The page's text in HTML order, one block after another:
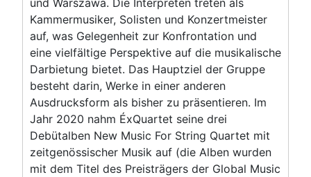
Kammermusiker, Solisten und Konzertmeister
auf, was Gelegenheit zur Konfrontation und
eine vielfältige Perspektive auf die musikalische
Darbietung bietet. Das Hauptziel der Gruppe
besteht darin, Werke in einer anderen
Ausdrucksform als bisher zu präsentieren. Im
Jahr 2020 nahm ÉxQuartet seine drei
Debütalben New Music For String Quartet mit
zeitgenössischer Musik auf (die Alben wurden
mit dem Titel des Preisträgers der Global Music